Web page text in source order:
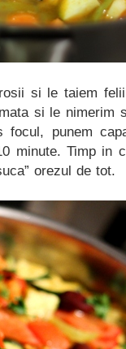
si le taiem
si le nimerim
punem
minute. Timp in
orezul de tot.